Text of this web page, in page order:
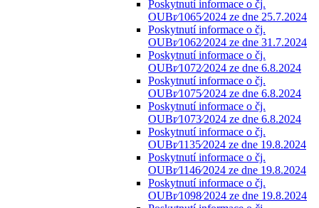
Poskytnutí informace o čj.
OUBr⁄1065⁄2024 ze dne 25.7.2024
Poskytnutí informace o čj.
OUBr⁄1062⁄2024 ze dne 31.7.2024
Poskytnutí informace o čj.
OUBr⁄1072⁄2024 ze dne 6.8.2024
Poskytnutí informace o čj.
OUBr⁄1075⁄2024 ze dne 6.8.2024
Poskytnutí informace o čj.
OUBr⁄1073⁄2024 ze dne 6.8.2024
Poskytnutí informace o čj.
OUBr⁄1135⁄2024 ze dne 19.8.2024
Poskytnutí informace o čj.
OUBr⁄1146⁄2024 ze dne 19.8.2024
Poskytnutí informace o čj.
OUBr⁄1098⁄2024 ze dne 19.8.2024